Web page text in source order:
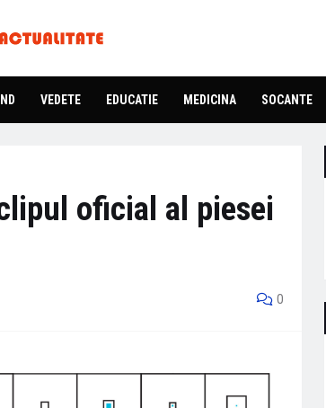
VEDETE EDUCATIE MEDICINA SOCANTE
oficial al piesei
0